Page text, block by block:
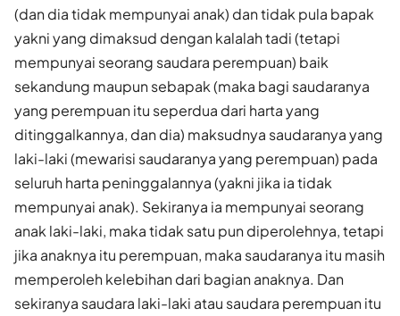
(dan dia tidak mempunyai anak) dan tidak pula bapak
yakni yang dimaksud dengan kalalah tadi (tetapi
mempunyai seorang saudara perempuan) baik
sekandung maupun sebapak (maka bagi saudaranya
yang perempuan itu seperdua dari harta yang
ditinggalkannya, dan dia) maksudnya saudaranya yang
laki-laki (mewarisi saudaranya yang perempuan) pada
seluruh harta peninggalannya (yakni jika ia tidak
mempunyai anak). Sekiranya ia mempunyai seorang
anak laki-laki, maka tidak satu pun diperolehnya, tetapi
jika anaknya itu perempuan, maka saudaranya itu masih
memperoleh kelebihan dari bagian anaknya. Dan
sekiranya saudara laki-laki atau saudara perempuan itu